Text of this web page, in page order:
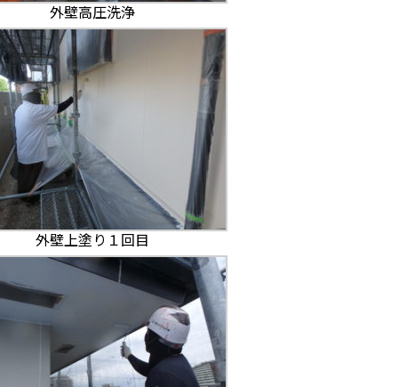
外壁高圧洗浄
外壁上塗り１回目